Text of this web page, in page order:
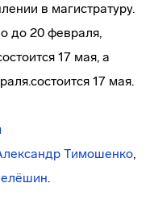
в магистратуру.
до 20 февраля,
17 мая, а
17 мая.
Тимошенко,
.